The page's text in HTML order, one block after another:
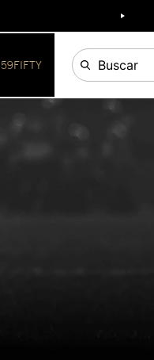
59FIFTY Buscar